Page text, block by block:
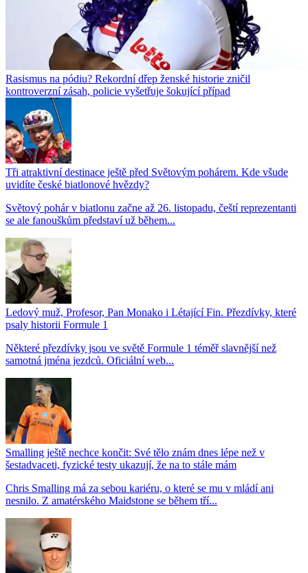
Rasismus na pódiu? Rekordní dřep ženské historie zničil
kontroverzní zásah, policie vyšetřuje šokující případ
Tři atraktivní destinace ještě před Světovým pohárem. Kde všude
uvidíte české biatlonové hvězdy?
Světový pohár v biatlonu začne až 26. listopadu, čeští reprezentanti
se ale fanouškům představí už během...
Ledový muž, Profesor, Pan Monako i Létající Fin. Přezdívky, které
psaly historii Formule 1
Některé přezdívky jsou ve světě Formule 1 téměř slavnější než
samotná jména jezdců. Oficiální web...
Smalling ještě nechce končit: Své tělo znám dnes lépe než v
šestadvaceti, fyzické testy ukazují, že na to stále mám
Chris Smalling má za sebou kariéru, o které se mu v mládí ani
nesnilo. Z amatérského Maidstone se během tří...